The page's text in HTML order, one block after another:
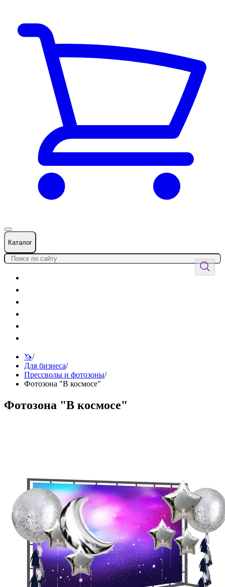
Каталог
🦄/
Для бизнеса/
Прессволы и фотозоны/
Фотозона "В космосе"
Фотозона "В космосе"